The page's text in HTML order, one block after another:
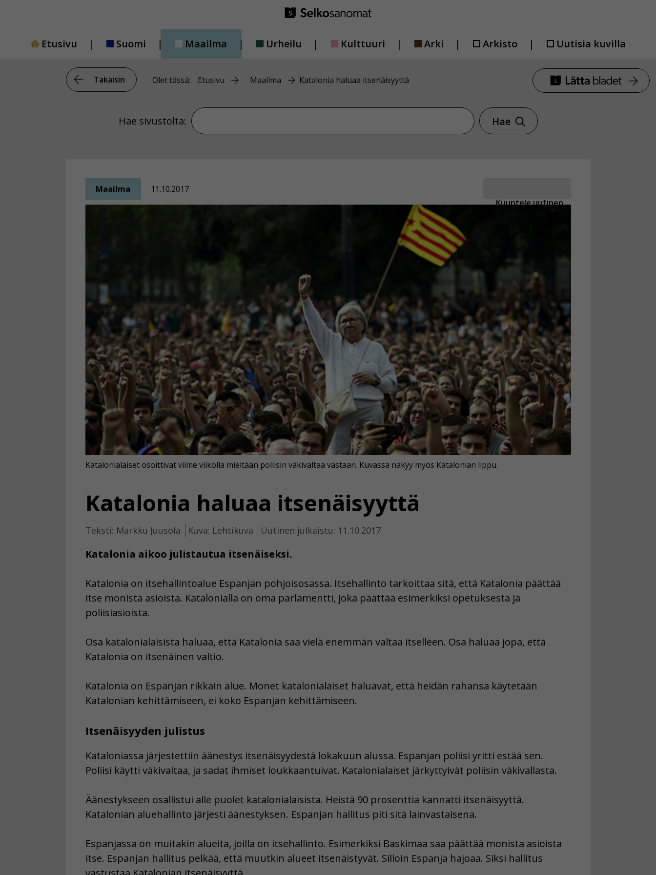
Etusivu
Suomi Maailma Urheilu Kulttuuri Arki Arkisto Uutisia kuvilla
Takaisin Olet tässä: Etusivu Maailma Katalonia haluaa itsenäisyyttä
Hae sivustolta: Hae sivustolta
Hae
Kuuntele uutinen
Maailma 11.10.2017
Katalonia haluaa itsenäisyyttä
Teksti: Markku Juusola Kuva: Lehtikuva Uutinen julkaistu: 11.10.2017
Katalonia aikoo julistautua itsenäiseksi.
Katalonialaiset osoittivat viime viikolla mieltään poliisin väkivaltaa vastaan. Kuvassa näkyy myös Katalonian lippu.
Katalonia on itsehallintoalue Espanjan pohjoisosassa. Itsehallinto tarkoittaa sitä, että Katalonia päättää
itse monista asioista. Katalonialla on oma parlamentti, joka päättää esimerkiksi opetuksesta ja
poliisiasioista.
Osa katalonialaisista haluaa, että Katalonia saa vielä enemmän valtaa itselleen. Osa haluaa jopa, että
Katalonia on itsenäinen valtio.
Katalonia on Espanjan rikkain alue. Monet katalonialaiset haluavat, että heidän rahansa käytetään
Katalonian kehittämiseen, ei koko Espanjan kehittämiseen.
Itsenäisyyden julistus
Kataloniassa järjestettiin äänestys itsenäisyydestä lokakuun alussa. Espanjan poliisi yritti estää sen.
Poliisi käytti väkivaltaa, ja sadat ihmiset loukkaantuivat. Katalonialaiset järkyttyivät poliisin väkivallasta.
Äänestykseen osallistui alle puolet katalonialaisista. Heistä 90 prosenttia kannatti itsenäisyyttä.
Katalonian aluehallinto järjesti äänestyksen. Espanjan hallitus piti sitä lainvastaisena.
Espanjassa on muitakin alueita, joilla on itsehallinto. Esimerkiksi Baskimaa saa päättää monista asioista
itse. Espanjan hallitus pelkää, että muutkin alueet itsenäistyvät. Silloin Espanja hajoaa. Siksi hallitus